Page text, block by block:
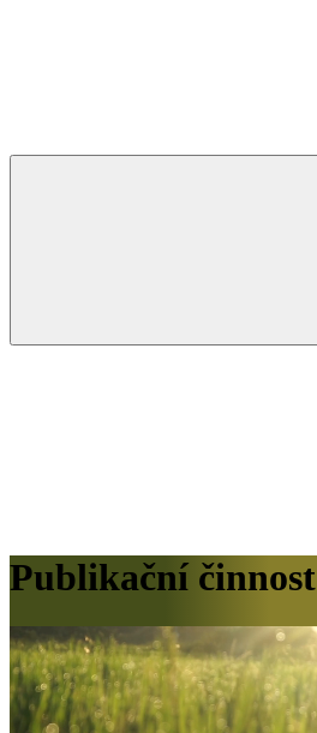
Publikační činnost